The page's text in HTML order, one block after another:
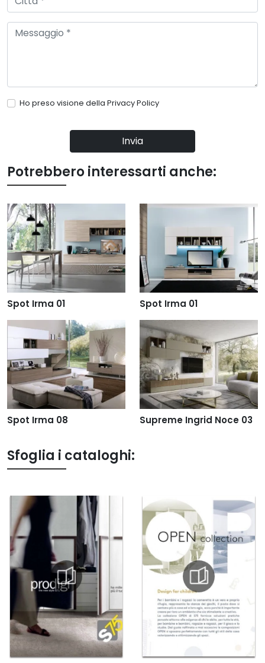
Ho preso visione della Privacy Policy
Invia
Potrebbero interessarti anche:
Spot Irma 01 Spot Irma 01
Spot Irma 08 Supreme Ingrid Noce 03
Sfoglia i cataloghi: